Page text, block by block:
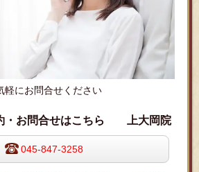
軽にお問合せください
・お問合せはこちら 上大岡院
045-847-3258